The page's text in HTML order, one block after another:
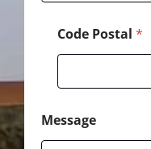
Code Postal *
Message